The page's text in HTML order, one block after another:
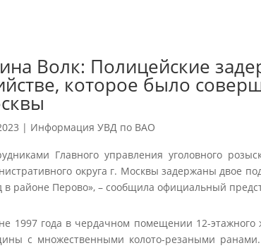
Волк: Полицейские
которое было
| Информация УВД по ВАО
Главного управления уголовного
округа г. Москвы задержаны двое
в районе Перово», – сообщила официальный
1997 года в чердачном помещении 12-
с множественными колото-резаными